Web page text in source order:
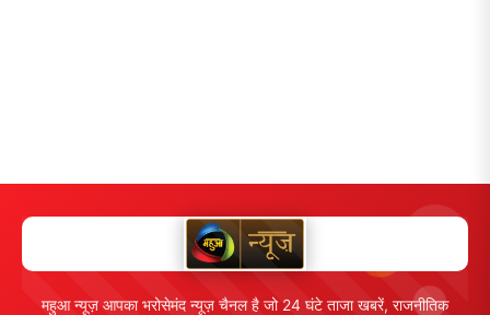
महुआ न्यूज़ आपका भरोसेमंद न्यूज़ चैनल है जो 24 घंटे ताजा खबरें, राजनीतिक